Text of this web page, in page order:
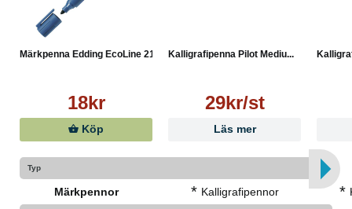
Märkpenna Edding EcoLine 21...
18kr
Köp
Kalligrafipenna Pilot Mediu...
29kr/st
Läs mer
Typ
Märkpennor * Kalligrafipennor *